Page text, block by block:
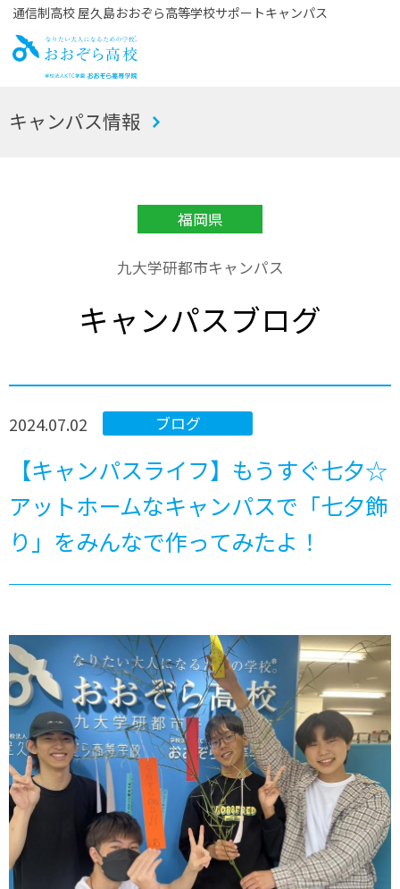
通信制高校 屋久島おおぞら高等学校サポートキャンパス
お
キャンパス情報
福岡県
九大学研都市キャンパス
キャンパスブログ
ブログ
2024.07.02
【キャンパスライフ】もうすぐ七夕☆
アットホームなキャンパスで「七夕飾
り」をみんなで作ってみたよ！